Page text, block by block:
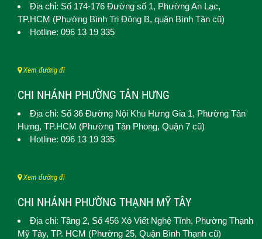
Địa chỉ: Số 174-176 Đường số 1, Phường An Lạc,
TP.HCM (Phường Bình Trị Đông B, quận Bình Tân cũ)
Hotline: 096 13 19 335
Xem đường đi
CHI NHÁNH PHƯỜNG TÂN HƯNG
Địa chỉ: Số 36 Đường Nội Khu Hưng Gia 1, Phường Tân
Hưng, TP.HCM (Phường Tân Phong, Quận 7 cũ)
Hotline: 096 13 19 335
Xem đường đi
CHI NHÁNH PHƯỜNG THẠNH MỸ TÂY
Địa chỉ: Tầng 2, Số 456 Xô Viết Nghệ Tĩnh, Phường Thạnh
Mỹ Tây, TP. HCM (Phường 25, Quận Bình Thạnh cũ)